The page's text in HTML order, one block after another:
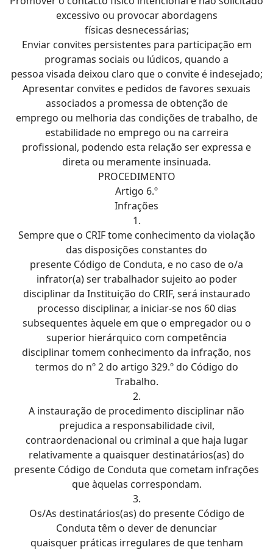
excessivo ou provocar abordagens
físicas desnecessárias;
Enviar convites persistentes para participação em
programas sociais ou lúdicos, quando a
pessoa visada deixou claro que o convite é indesejado;
Apresentar convites e pedidos de favores sexuais
associados a promessa de obtenção de
emprego ou melhoria das condições de trabalho, de
estabilidade no emprego ou na carreira
profissional, podendo esta relação ser expressa e
direta ou meramente insinuada.
PROCEDIMENTO
Artigo 6.º
Infrações
1.
Sempre que o CRIF tome conhecimento da violação
das disposições constantes do
presente Código de Conduta, e no caso de o/a
infrator(a) ser trabalhador sujeito ao poder
disciplinar da Instituição do CRIF, será instaurado
processo disciplinar, a iniciar-se nos 60 dias
subsequentes àquele em que o empregador ou o
superior hierárquico com competência
disciplinar tomem conhecimento da infração, nos
termos do nº 2 do artigo 329.º do Código do
Trabalho.
2.
A instauração de procedimento disciplinar não
prejudica a responsabilidade civil,
contraordenacional ou criminal a que haja lugar
relativamente a quaisquer destinatários(as) do
presente Código de Conduta que cometam infrações
que àquelas correspondam.
3.
Os/As destinatários(as) do presente Código de
Conduta têm o dever de denunciar
quaisquer práticas irregulares de que tenham